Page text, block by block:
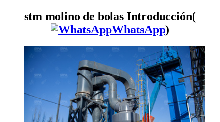
stm molino de bolas Introducción(
WhatsApp)